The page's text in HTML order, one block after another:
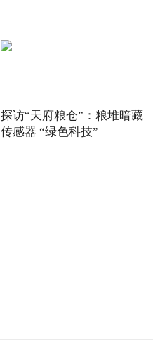
探访“天府粮仓”：粮堆暗藏
传感器 “绿色科技”